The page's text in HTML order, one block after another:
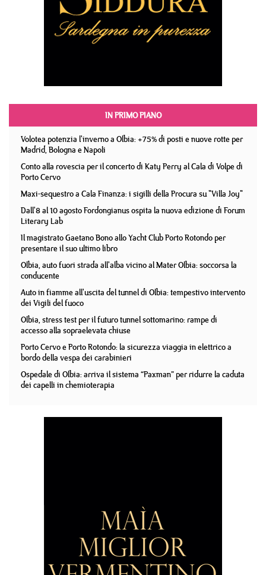
IN PRIMO PIANO
Volotea potenzia l'inverno a Olbia: +75% di posti e nuove rotte per
Madrid, Bologna e Napoli
Conto alla rovescia per il concerto di Katy Perry al Cala di Volpe di
Porto Cervo
Maxi-sequestro a Cala Finanza: i sigilli della Procura su "Villa Joy"
Dall'8 al 10 agosto Fordongianus ospita la nuova edizione di Forum
Literary Lab
Il magistrato Gaetano Bono allo Yacht Club Porto Rotondo per
presentare il suo ultimo libro
Olbia, auto fuori strada all'alba vicino al Mater Olbia: soccorsa la
conducente
Auto in fiamme all'uscita del tunnel di Olbia: tempestivo intervento
dei Vigili del fuoco
Olbia, stress test per il futuro tunnel sottomarino: rampe di
accesso alla sopraelevata chiuse
Porto Cervo e Porto Rotondo: la sicurezza viaggia in elettrico a
bordo della vespa dei carabinieri
Ospedale di Olbia: arriva il sistema “Paxman” per ridurre la caduta
dei capelli in chemioterapia